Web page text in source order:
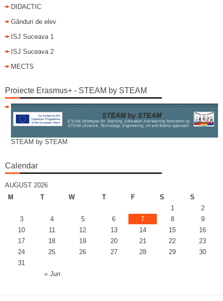
DIDACTIC
Gânduri de elev
ISJ Suceava 1
ISJ Suceava 2
MECTS
Proiecte Erasmus+ - STEAM by STEAM
STEAM by STEAM
Calendar
AUGUST 2026
M
T W T F S S
« Jun
1
2
3
4 5 6 7 8
9
10
11 12 13 14 15
16
17
18 19 20 21 22
23
24
25 26 27 28 29
30
31